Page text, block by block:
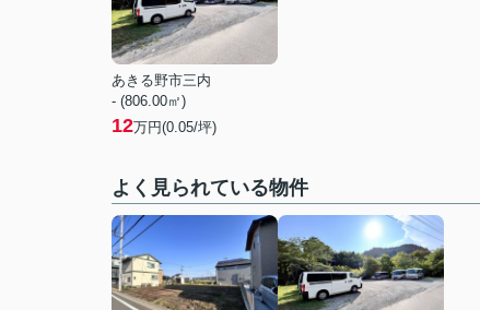
あきる野市三内
- (806.00㎡)
12万円(0.05/坪)
よく見られている物件